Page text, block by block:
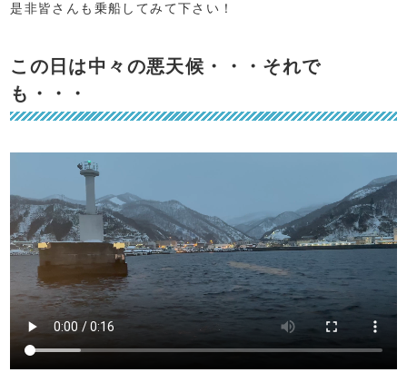
是非皆さんも乗船してみて下さい！
この日は中々の悪天候・・・それで
も・・・